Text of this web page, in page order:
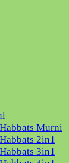
Murni
2in1
3in1